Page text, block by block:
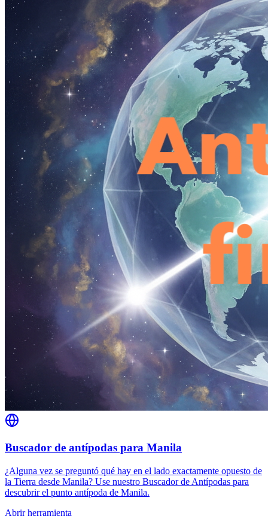
Buscador de antípodas para Manila
¿Alguna vez se preguntó qué hay en el lado exactamente opuesto de
la Tierra desde Manila? Use nuestro Buscador de Antípodas para
descubrir el punto antípoda de Manila.
Abrir herramienta